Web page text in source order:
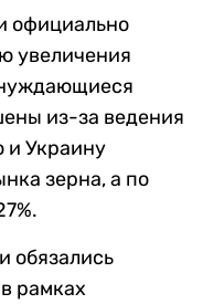
официально
увеличения
из-за ведения
и Украину
зерна, а по
обязались
рамках